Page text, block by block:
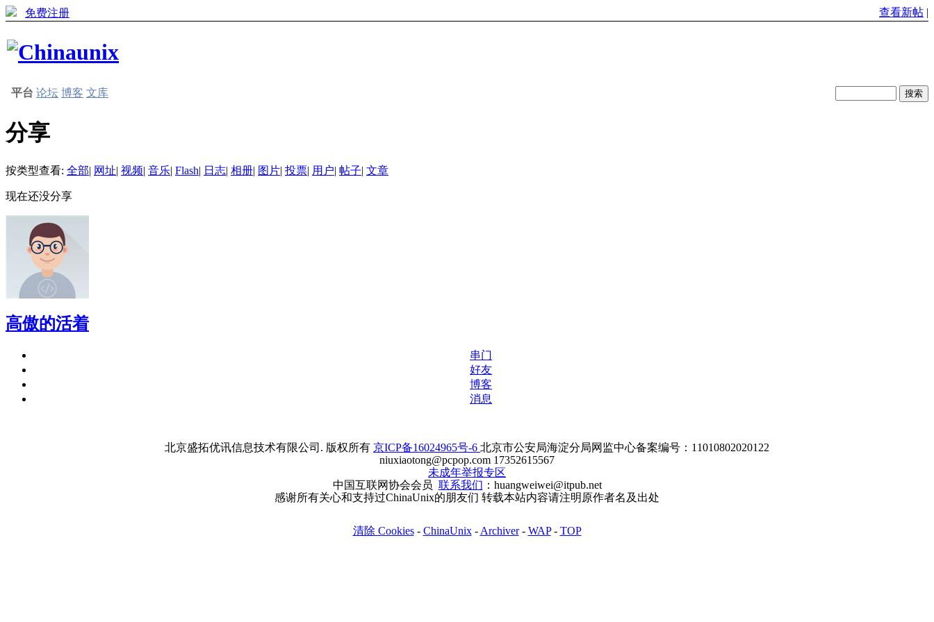
免费注册 查看新帖 |
平台 论坛 博客 文库
分享
按类型查看: 全部| 网址| 视频| 音乐| Flash| 日志| 相册| 图片| 投票| 用户| 帖子| 文章
现在还没分享
高傲的活着
串门
好友
博客
消息
北京盛拓优讯信息技术有限公司. 版权所有 京ICP备16024965号-6 北京市公安局海淀分局网监中心备案编号：11010802020122
niuxiaotong@pcpop.com 17352615567
未成年举报专区
中国互联网协会会员 联系我们 ：huangweiwei@itpub.net
感谢所有关心和支持过ChinaUnix的朋友们 转载本站内容请注明原作者名及出处
清除 Cookies- ChinaUnix- Archiver- WAP- TOP